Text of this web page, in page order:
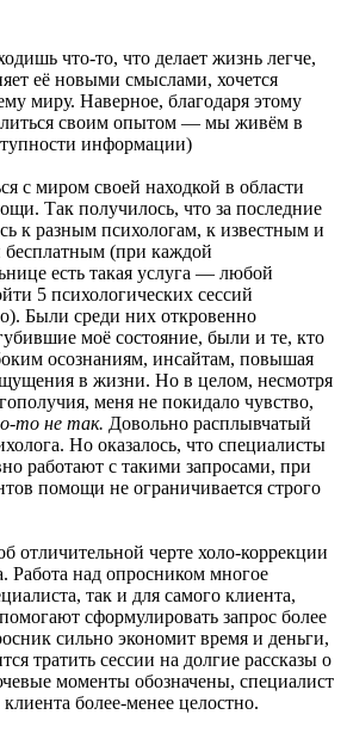
что-то, что делает жизнь легче,
её новыми смыслами, хочется
миру. Наверное, благодаря этому
своим опытом — мы живём в
информации)
с миром своей находкой в области
Так получилось, что за последние
к разным психологам, к известным и
бесплатным (при каждой
есть такая услуга — любой
5 психологических сессий
Были среди них откровенно
моё состояние, были и те, кто
осознаниям, инсайтам, повышая
в жизни. Но в целом, несмотря
меня не покидало чувство,
то не так. Довольно расплывчатый
Но оказалось, что специалисты
работают с такими запросами, при
помощи не ограничивается строго
отличительной черте холо-коррекции
Работа над опросником многое
так и для самого клиента,
сформулировать запрос более
сильно экономит время и деньги,
тратить сессии на долгие рассказы о
моменты обозначены, специалист
более-менее целостно.